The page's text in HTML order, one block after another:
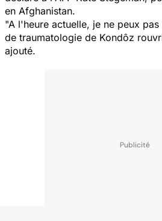
en Afghanistan.
"A l'heure actuelle, je ne peux
de traumatologie de Kondôz
ajouté.